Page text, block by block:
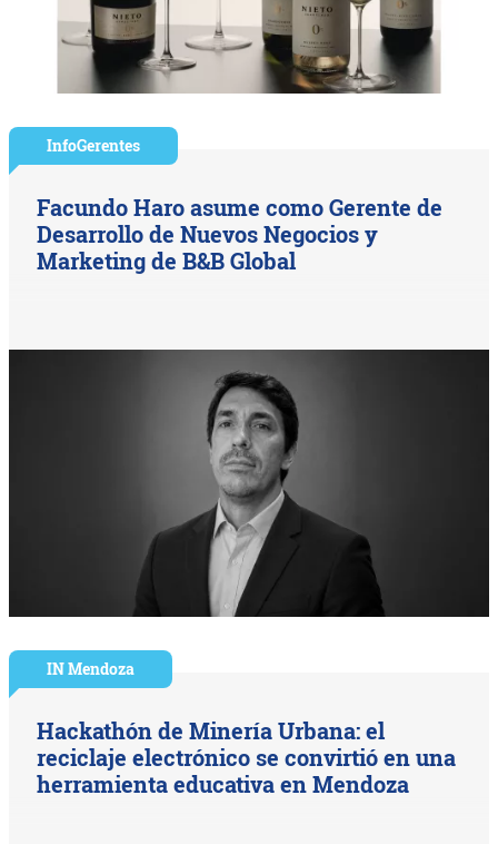
InfoGerentes
Facundo Haro asume como Gerente de
Desarrollo de Nuevos Negocios y
Marketing de B&B Global
IN Mendoza
Hackathón de Minería Urbana: el
reciclaje electrónico se convirtió en una
herramienta educativa en Mendoza